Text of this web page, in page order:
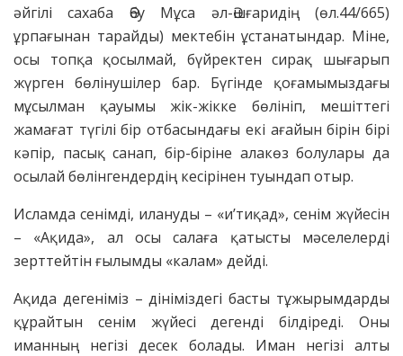
әйгілі сахаба Әбу Мұса әл-Әшғаридің (өл.44/665)
ұрпағынан тарайды) мектебін ұстанатындар. Міне,
осы топқа қосылмай, бүйректен сирақ шығарып
жүрген бөлінушілер бар. Бүгінде қоғамымыздағы
мұсылман қауымы жік-жікке бөлініп, мешіттегі
жамағат түгілі бір отбасындағы екі ағайын бірін бірі
кәпір, пасық санап, бір-біріне алакөз болулары да
осылай бөлінгендердің кесірінен туындап отыр.
Исламда сенімді, илануды – «и’тиқад», сенім жүйесін
– «Ақида», ал осы салаға қатысты мәселелерді
зерттейтін ғылымды «калам» дейді.
Ақида дегеніміз – дініміздегі басты тұжырымдарды
құрайтын сенім жүйесі дегенді білдіреді. Оны
иманның негізі десек болады. Иман негізі алты